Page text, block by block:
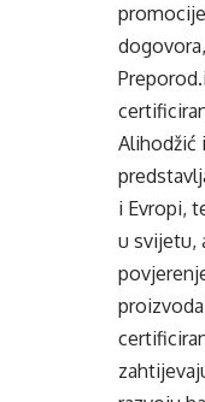
Alihodžić
i Evropi,
u svijetu,